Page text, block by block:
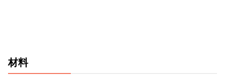
材料